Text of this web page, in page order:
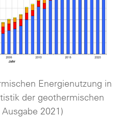
Energienutzung in
der geothermischen
2021)